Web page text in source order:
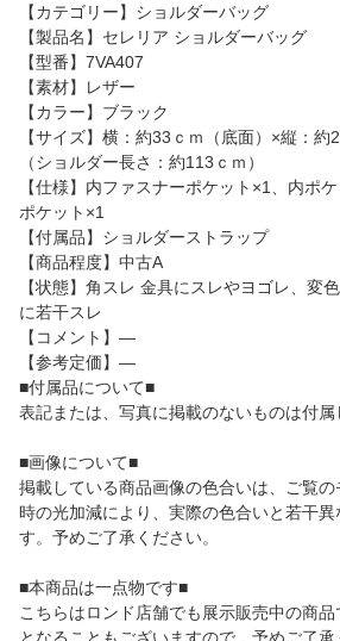
【カテゴリー】ショルダーバッグ
【製品名】セレリア ショルダーバッグ
【型番】7VA407
【素材】レザー
【カラー】ブラック
【サイズ】横：約33ｃｍ（底面）×縦：約
（ショルダー長さ：約113ｃｍ）
【仕様】内ファスナーポケット×1、内ポ
ポケット×1
【付属品】ショルダーストラップ
【商品程度】中古A
【状態】角スレ 金具にスレやヨゴレ、変
に若干スレ
【コメント】―
【参考定価】―
■付属品について■
表記または、写真に掲載のないものは付属
■画像について■
掲載している商品画像の色合いは、ご覧
時の光加減により、実際の色合いと若干異
す。予めご了承ください。
■本商品は一点物です■
こちらはロンド店舗でも展示販売中の商